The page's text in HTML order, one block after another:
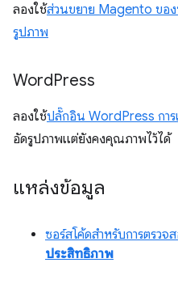
ลองใช้ส่วนขยาย Magento ขอ
รูปภาพ
WordPress
ลองใช้ปลั๊กอิน WordPress กา
อัดรูปภาพแต่ยังคงคุณภาพไว้ได้
แหล่งข้อมูล
ซอร์สโค้ดสำหรับการตรวจ
ประสิทธิภาพ